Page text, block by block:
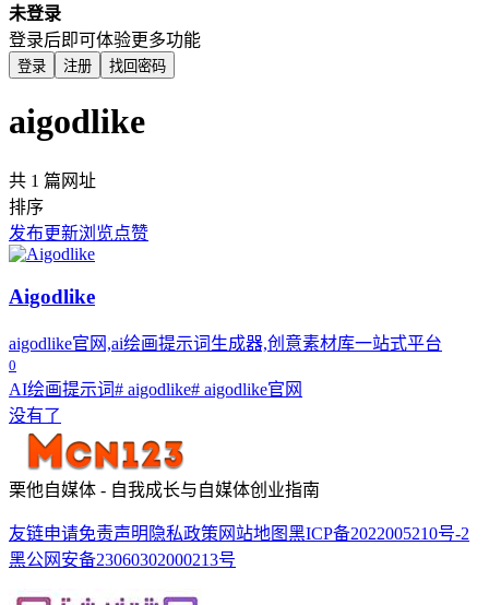
未登录
登录后即可体验更多功能
登录 注册 找回密码
aigodlike
共 1 篇网址
排序
发布更新浏览点赞
Aigodlike
aigodlike官网,ai绘画提示词生成器,创意素材库一站式平台
0
AI绘画提示词# aigodlike# aigodlike官网
没有了
栗他自媒体 - 自我成长与自媒体创业指南
友链申请免责声明 隐私政策 网站地图黑ICP备2022005210号-2
黑公网安备23060302000213号